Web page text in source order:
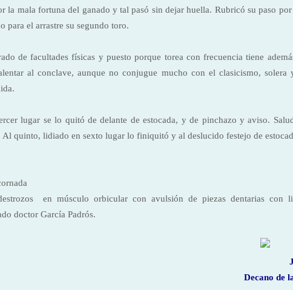
la mala fortuna del ganado y tal pasó sin dejar huella. Rubricó su paso por
para el arrastre su segundo toro.
de facultades físicas y puesto porque torea con frecuencia tiene
al conclave, aunque no conjugue mucho con el clasicismo,
lugar se lo quitó de delante de estocada, y de pinchazo y aviso.
quinto, lidiado en sexto lugar lo finiquitó y al deslucido festejo de
en músculo orbicular con avulsión de piezas dentarias con
doctor García Padrós.
Decano de